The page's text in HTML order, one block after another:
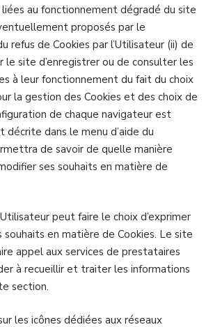
liées au fonctionnement dégradé du site
proposés par le
refus de Cookies par l’Utilisateur (ii) de
le site d’enregistrer ou de consulter les
à leur fonctionnement du fait du choix
la gestion des Cookies et des choix de
de chaque navigateur est
dans le menu d’aide du
de savoir de quelle manière
ses souhaits en matière de
peut faire le choix d’exprimer
en matière de Cookies. Le site
appel aux services de prestataires
à recueillir et traiter les informations
section.
les icônes dédiées aux réseaux